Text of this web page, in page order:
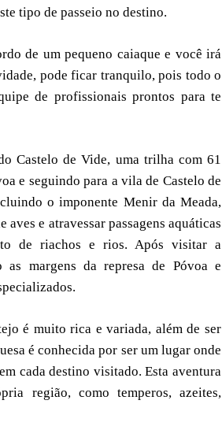
tipo de passeio no destino.
de um pequeno caiaque e você irá
pode ficar tranquilo, pois todo o
de profissionais prontos para te
Castelo de Vide, uma trilha com 61
e seguindo para a vila de Castelo de
o imponente Menir da Meada,
e atravessar passagens aquáticas
de riachos e rios. Após visitar a
as margens da represa de Póvoa e
é muito rica e variada, além de ser
é conhecida por ser um lugar onde
cada destino visitado. Esta aventura
região, como temperos, azeites,